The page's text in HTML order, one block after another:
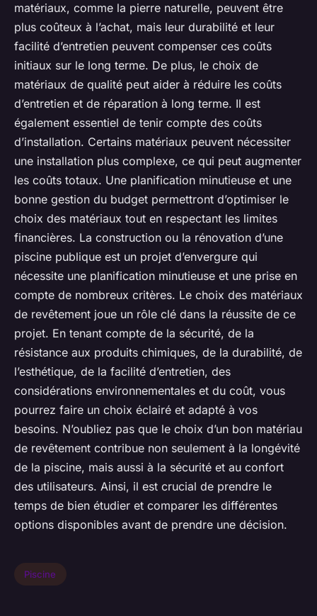
matériaux, comme la pierre naturelle, peuvent être
plus coûteux à l’achat, mais leur durabilité et leur
facilité d’entretien peuvent compenser ces coûts
initiaux sur le long terme. De plus, le choix de
matériaux de qualité peut aider à réduire les coûts
d’entretien et de réparation à long terme. Il est
également essentiel de tenir compte des coûts
d’installation. Certains matériaux peuvent nécessiter
une installation plus complexe, ce qui peut augmenter
les coûts totaux. Une planification minutieuse et une
bonne gestion du budget permettront d’optimiser le
choix des matériaux tout en respectant les limites
financières. La construction ou la rénovation d’une
piscine publique est un projet d’envergure qui
nécessite une planification minutieuse et une prise en
compte de nombreux critères. Le choix des matériaux
de revêtement joue un rôle clé dans la réussite de ce
projet. En tenant compte de la sécurité, de la
résistance aux produits chimiques, de la durabilité, de
l’esthétique, de la facilité d’entretien, des
considérations environnementales et du coût, vous
pourrez faire un choix éclairé et adapté à vos
besoins. N’oubliez pas que le choix d’un bon matériau
de revêtement contribue non seulement à la longévité
de la piscine, mais aussi à la sécurité et au confort
des utilisateurs. Ainsi, il est crucial de prendre le
temps de bien étudier et comparer les différentes
options disponibles avant de prendre une décision.
Piscine